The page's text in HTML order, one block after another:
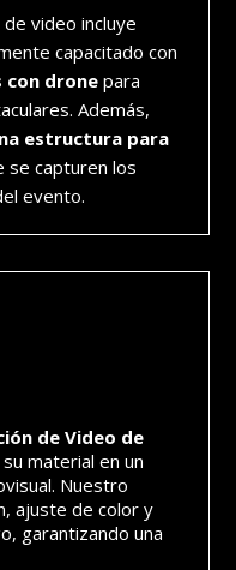
video incluye
capacitado con
con dronepara
Además,
estructura para
se capturen los
evento.
de Video de
material en un
Nuestro
ajuste de color y
garantizando una